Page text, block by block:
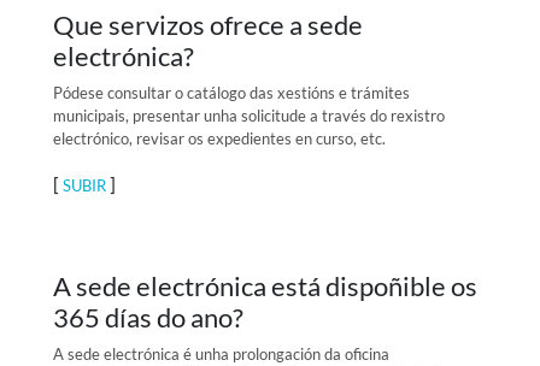
Que servizos ofrece a sede
electrónica?
Pódese consultar o catálogo das xestións e trámites
municipais, presentar unha solicitude a través do rexistro
electrónico, revisar os expedientes en curso, etc.
[ SUBIR]
A sede electrónica está dispoñible os
365 días do ano?
A sede electrónica é unha prolongación da oficina